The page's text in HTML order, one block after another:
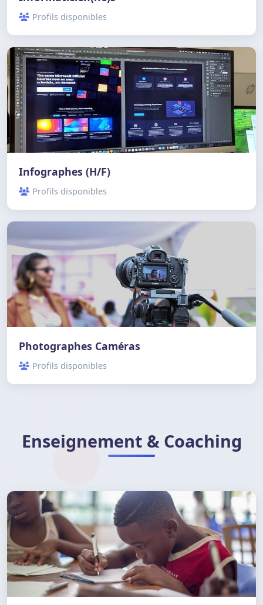
Profils disponibles
Infographes (H/F)
Profils disponibles
Photographes Caméras
Profils disponibles
Enseignement & Coaching